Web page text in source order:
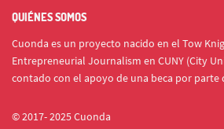
QUIÉNES SOMOS
Cuonda es un proyecto nacido en el Tow
Entrepreneurial Journalism en CUNY (City
contado con el apoyo de una beca por parte
© 2017- 2025 Cuonda